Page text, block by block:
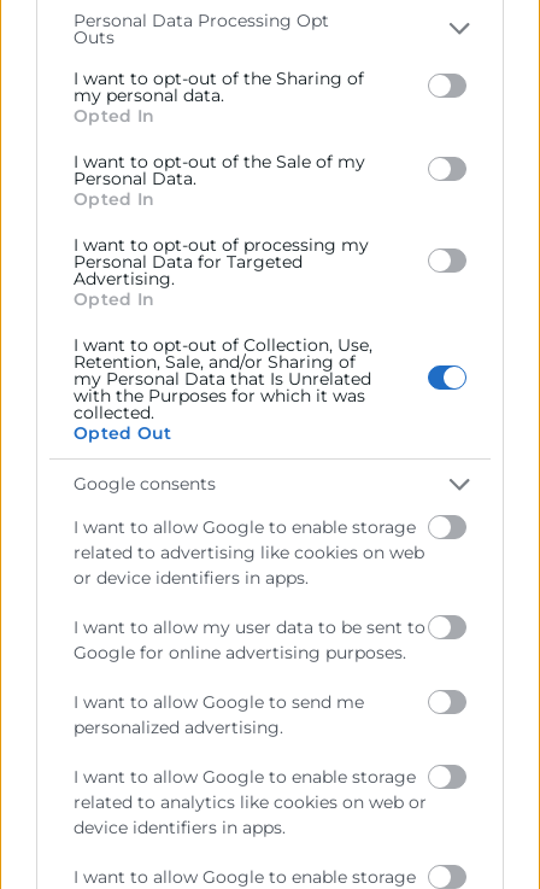
Please note that this website/app uses one or more
Google services and may gather and store information
including but not limited to your visit or usage
behaviour. You may click to grant or deny consent to
below specified purposes in below Google consent
section.
Personal Data Processing Opt
Outs
I want to opt-out of the Sharing of
my personal data.
Opted In
I want to opt-out of the Sale of my
Personal Data.
Opted In
I want to opt-out of processing my
Personal Data for Targeted
Advertising.
Opted In
I want to opt-out of Collection, Use,
Retention, Sale, and/or Sharing of
my Personal Data that Is Unrelated
with the Purposes for which it was
collected.
Opted Out
Google consents
I want to allow Google to enable storage
related to advertising like cookies on web
or device identifiers in apps.
I want to allow my user data to be sent to
Google for online advertising purposes.
I want to allow Google to send me
personalized advertising.
I want to allow Google to enable storage
related to analytics like cookies on web or
device identifiers in apps.
I want to allow Google to enable storage
competencias que necesitan ser
mejoradas, la evaluación del
desempeño laboral ayuda a
planificar
programas de capacitación y
Otro beneficio de la evaluación del
desempeño es que esta aporta
información valiosa para la toma de
decisionesrelacionadas con
promociones, aumentos salariales,
asignación de recursos y, en casos
extremos, despidos.
El proceso de evaluación de
desempeño promueve una
comunicación abierta y constructiva
El reconocimiento del buen desempeño a
motivar a los trabajadores, lo que
favorece que aumente su compromiso
la tasa de retención de talento